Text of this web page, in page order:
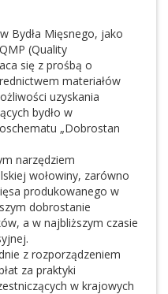
Bydła Mięsnego, jako
(Quality
się z prośbą o
materiałów
uzyskania
bydło w
„Dobrostan
narzędziem
wołowiny, zarówno
produkowanego w
dobrostanie
a w najbliższym czasie
z rozporządzeniem
za praktyki
w krajowych